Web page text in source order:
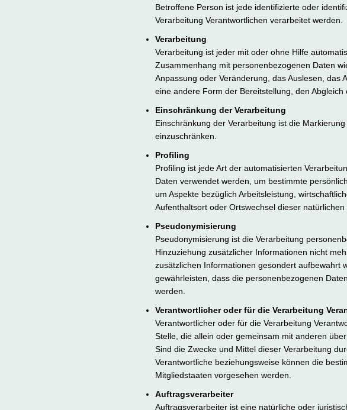
Betroffene Person ist jede identifizierte oder
Verarbeitung Verantwortlichen verarbeitet werden.
Verarbeitung
Verarbeitung ist jeder mit oder ohne Hilfe
Zusammenhang mit personenbezogenen Daten
Anpassung oder Veränderung, das Auslesen, das
eine andere Form der Bereitstellung, den
Einschränkung der Verarbeitung
Einschränkung der Verarbeitung ist die
einzuschränken.
Profiling
Profiling ist jede Art der automatisierten
Daten verwendet werden, um bestimmte
um Aspekte bezüglich Arbeitsleistung,
Aufenthaltsort oder Ortswechsel dieser
Pseudonymisierung
Pseudonymisierung ist die Verarbeitung
Hinzuziehung zusätzlicher Informationen nicht
zusätzlichen Informationen gesondert aufbewahrt
gewährleisten, dass die personenbezogenen
werden.
Verantwortlicher oder für die Verarbeitung
Verantwortlicher oder für die Verarbeitung
Stelle, die allein oder gemeinsam mit anderen
Sind die Zwecke und Mittel dieser Verarbeitung
Verantwortliche beziehungsweise können die
Mitgliedstaaten vorgesehen werden.
Auftragsverarbeiter
Auftragsverarbeiter ist eine natürliche oder